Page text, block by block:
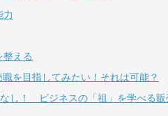
力
整える
を目指してみたい！それは可能？
し！ ビジネスの「祖」を学べる販